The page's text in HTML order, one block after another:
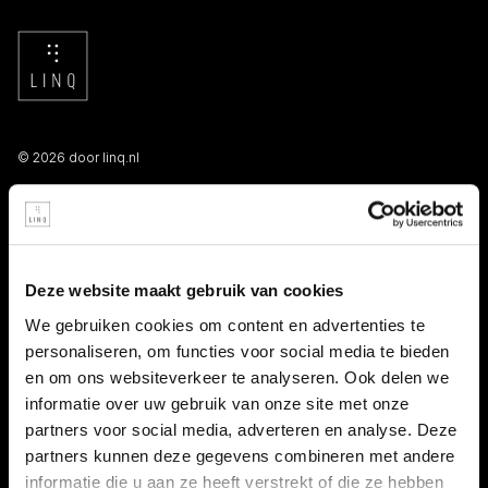
Deze website maakt gebruik van cookies
We gebruiken cookies om content en advertenties te
personaliseren, om functies voor social media te bieden
en om ons websiteverkeer te analyseren. Ook delen we
informatie over uw gebruik van onze site met onze
partners voor social media, adverteren en analyse. Deze
partners kunnen deze gegevens combineren met andere
informatie die u aan ze heeft verstrekt of die ze hebben
© 2026 door linq.nl
LINKS
Persooneelsgids uitzendkrachten
Antidiscriminatiebeleid
Klacht indienen